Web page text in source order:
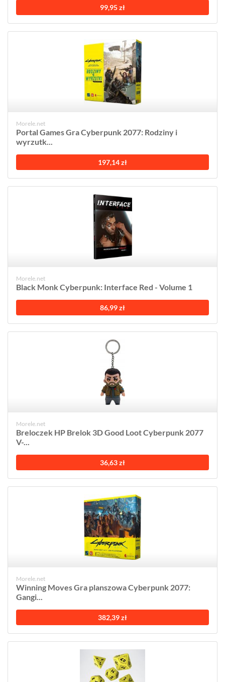
99,95 zł
Morele.net
Portal Games Gra Cyberpunk 2077: Rodziny i
wyrzutk...
197,14 zł
Morele.net
Black Monk Cyberpunk: Interface Red - Volume 1
86,99 zł
Morele.net
Breloczek HP Brelok 3D Good Loot Cyberpunk 2077
V-...
36,63 zł
Morele.net
Winning Moves Gra planszowa Cyberpunk 2077:
Gangi...
382,39 zł